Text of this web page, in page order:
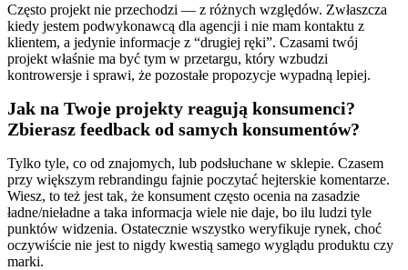
Często projekt nie przechodzi — z różnych względów. Zwłaszcza
kiedy jestem podwykonawcą dla agencji i nie mam kontaktu z
klientem, a jedynie informacje z “drugiej ręki”. Czasami twój
projekt właśnie ma być tym w przetargu, który wzbudzi
kontrowersje i sprawi, że pozostałe propozycje wypadną lepiej.
Jak na Twoje projekty reagują konsumenci?
Zbierasz feedback od samych konsumentów?
Tylko tyle, co od znajomych, lub podsłuchane w sklepie. Czasem
przy większym rebrandingu fajnie poczytać hejterskie komentarze.
Wiesz, to też jest tak, że konsument często ocenia na zasadzie
ładne/nieładne a taka informacja wiele nie daje, bo ilu ludzi tyle
punktów widzenia. Ostatecznie wszystko weryfikuje rynek, choć
oczywiście nie jest to nigdy kwestią samego wyglądu produktu czy
marki.